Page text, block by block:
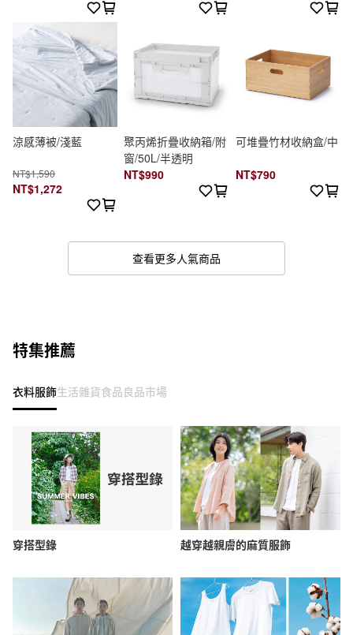
涼感薄被/淺藍
NT$1,590
NT$1,272
聚丙烯折疊收納箱/附
窗/50L/半透明
NT$990
可堆疊竹材收納盒/中
NT$790
查看更多人氣商品
特集推薦
衣料服飾生活雜貨食品良品市場
穿搭型錄 越穿越親膚的麻質服飾